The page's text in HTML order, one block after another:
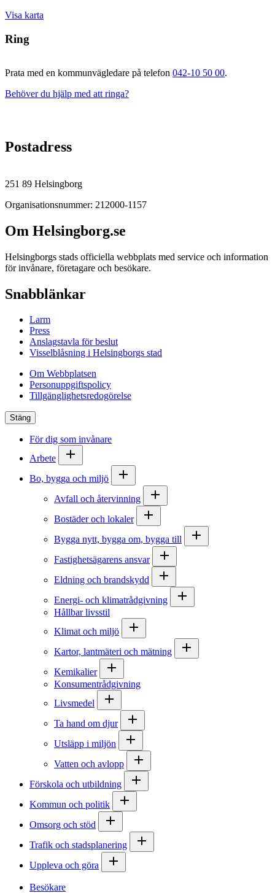
Visa karta
Ring
Prata med en kommunvägledare på telefon 042-10 50 00.
Behöver du hjälp med att ringa?
Postadress
251 89 Helsingborg
Organisationsnummer: 212000-1157
Om Helsingborg.se
Helsingborgs stads officiella webbplats med service och information
för invånare, företagare och besökare.
Snabblänkar
Larm
Press
Anslagstavla för beslut
Visselblåsning i Helsingborgs stad
Om Webbplatsen
Personuppgiftspolicy
Tillgänglighetsredogörelse
Stäng
För dig som invånare
Arbete
Bo, bygga och miljö
Avfall och återvinning
Bostäder och lokaler
Bygga nytt, bygga om, bygga till
Fastighetsägarens ansvar
Eldning och brandskydd
Energi- och klimatrådgivning
Hållbar livsstil
Klimat och miljö
Kartor, lantmäteri och mätning
Kemikalier
Konsumentrådgivning
Livsmedel
Ta hand om djur
Utsläpp i miljön
Vatten och avlopp
Förskola och utbildning
Kommun och politik
Omsorg och stöd
Trafik och stadsplanering
Uppleva och göra
Besökare